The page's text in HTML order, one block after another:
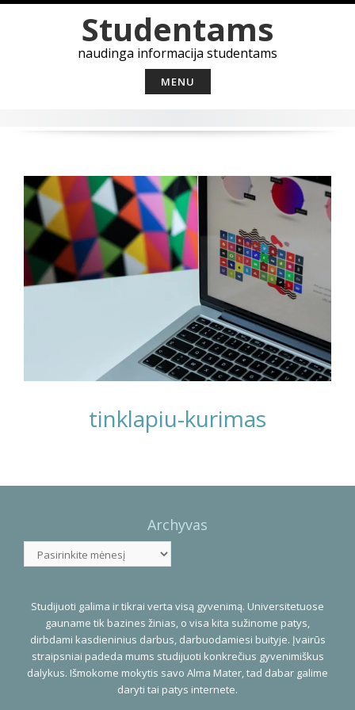
to
content
Studentams
naudinga informacija studentams
MENU
tinklapiu-kurimas
Navigation
Archyvas
Studijuoti galima ir tikrai verta visą gyvenimą. Universitetuose
gauname tik bazines žinias, o visa kita sužinome patys,
dirbdami kasdieninius darbus, darbuodamiesi buityje. Įvairūs
straipsniai padeda mums studijuoti konkrečius gyvenimiškus
dalykus. Išmokome mokytis savo Alma Mater, tad dabar galime
daryti tai patys internete.